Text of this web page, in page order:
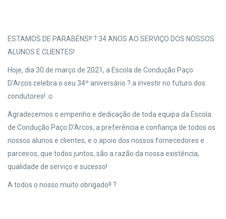
ESTAMOS DE PARABÉNS!! ? 34 ANOS AO SERVIÇO DOS NOSSOS
ALUNOS E CLIENTES!
Hoje, dia 30 de março de 2021, a Escola de Condução Paço
D’Arcos celebra o seu 34º aniversário ? a investir no futuro dos
condutores! ☺️
Agradecemos o empenho e dedicação de toda equipa da Escola
de Condução Paço D’Arcos, a preferência e confiança de todos os
nossos alunos e clientes, e o apoio dos nossos fornecedores e
parceiros, que todos juntos, são a razão da nossa existência,
qualidade de serviço e sucesso!
A todos o nosso muito obrigado!! ?